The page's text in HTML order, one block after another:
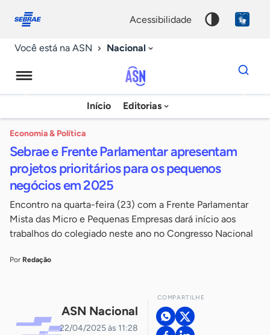
conosco
acessibilidade
Você está na ASN Nacional
Agência
Sebrae
Notícias
Início Editorias
Dados
para
chave
Economia & Política
Sebrae e Frente Parlamentar apresentam
projetos prioritários para os pequenos
negócios em 2025
Encontro na quarta-feira (23) com a Frente Parlamentar
Mista das Micro e Pequenas Empresas dará início aos
trabalhos do colegiado neste ano no Congresso Nacional
Por Redação
ASN Nacional
22/04/2025 às 11:28
COMPARTILHE